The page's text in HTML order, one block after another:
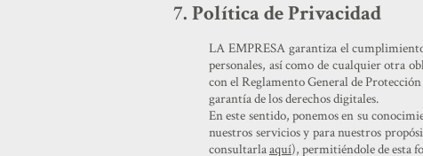
7. Política de Privacidad
LA EMPRESA garantiza el
personales, así como de cualquier otra
con el Reglamento General de
garantía de los derechos digitales.
En este sentido, ponemos en su
nuestros servicios y para nuestros
consultarlaaquí), permitiéndole de esta